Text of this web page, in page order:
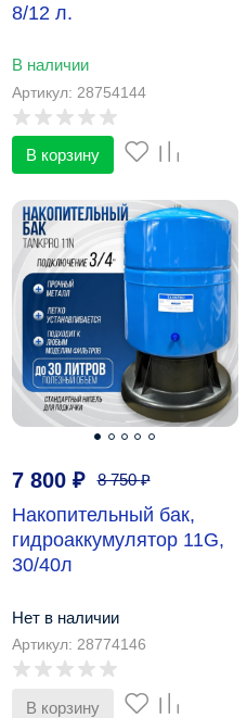
8/12 л.
В наличии
Артикул: 28754144
В корзину
7 800 ₽ 8 750₽
Накопительный бак,
гидроаккумулятор 11G,
30/40л
Нет в наличии
Артикул: 28774146
В корзину